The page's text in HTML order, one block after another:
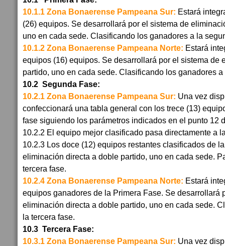
10.1.1 Zona Bonaerense Pampeana Sur: Estará
(26) equipos. Se desarrollará por el sistema de
uno en cada sede. Clasificando los ganadores a la
10.1.2 Zona Bonaerense Pampeana Norte: Estará
equipos (16) equipos. Se desarrollará por el sistema de
partido, uno en cada sede. Clasificando los ganadores
10.2 Segunda Fase:
10.2.1 Zona Bonaerense Pampeana Sur: Una vez
confeccionará una tabla general con los trece (13)
fase siguiendo los parámetros indicados en el punto 12
10.2.2 El equipo mejor clasificado pasa directamente a
10.2.3 Los doce (12) equipos restantes clasificados de
eliminación directa a doble partido, uno en cada sede.
tercera fase.
10.2.4 Zona Bonaerense Pampeana Norte: Estará
equipos ganadores de la Primera Fase. Se desarrollará
eliminación directa a doble partido, uno en cada sede.
la tercera fase.
10.3 Tercera Fase:
10.3.1 Zona Bonaerense Pampeana Sur: Una vez